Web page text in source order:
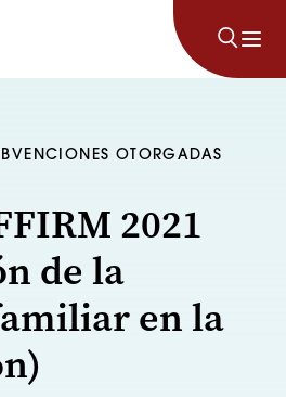
OTORGADAS
2021
de la
en la